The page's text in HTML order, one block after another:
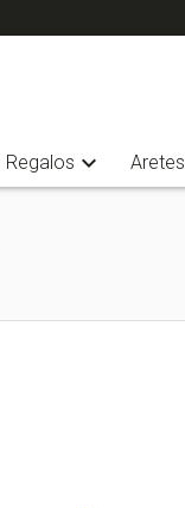
Regalos expand_more Aretes